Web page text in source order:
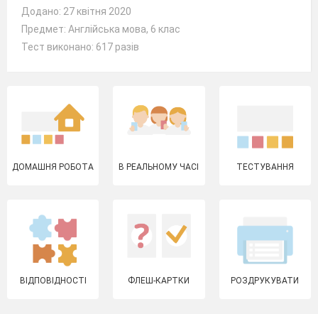
Додано: 27 квітня 2020
Предмет: Англійська мова, 6 клас
Тест виконано: 617 разів
ДОМАШНЯ РОБОТА В РЕАЛЬНОМУ ЧАСІ ТЕСТУВАННЯ
ВІДПОВІДНОСТІ ФЛЕШ-КАРТКИ РОЗДРУКУВАТИ